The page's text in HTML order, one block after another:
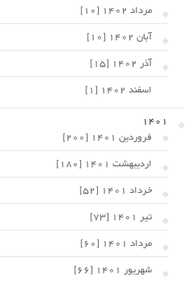
مرداد 1402 [10]
آبان 1402 [10]
آذر 1402 [15]
اسفند 1402 [1]
1401
فروردین 1401 [200]
اردیبهشت 1401 [180]
خرداد 1401 [52]
تیر 1401 [73]
مرداد 1401 [60]
شهریور 1401 [66]